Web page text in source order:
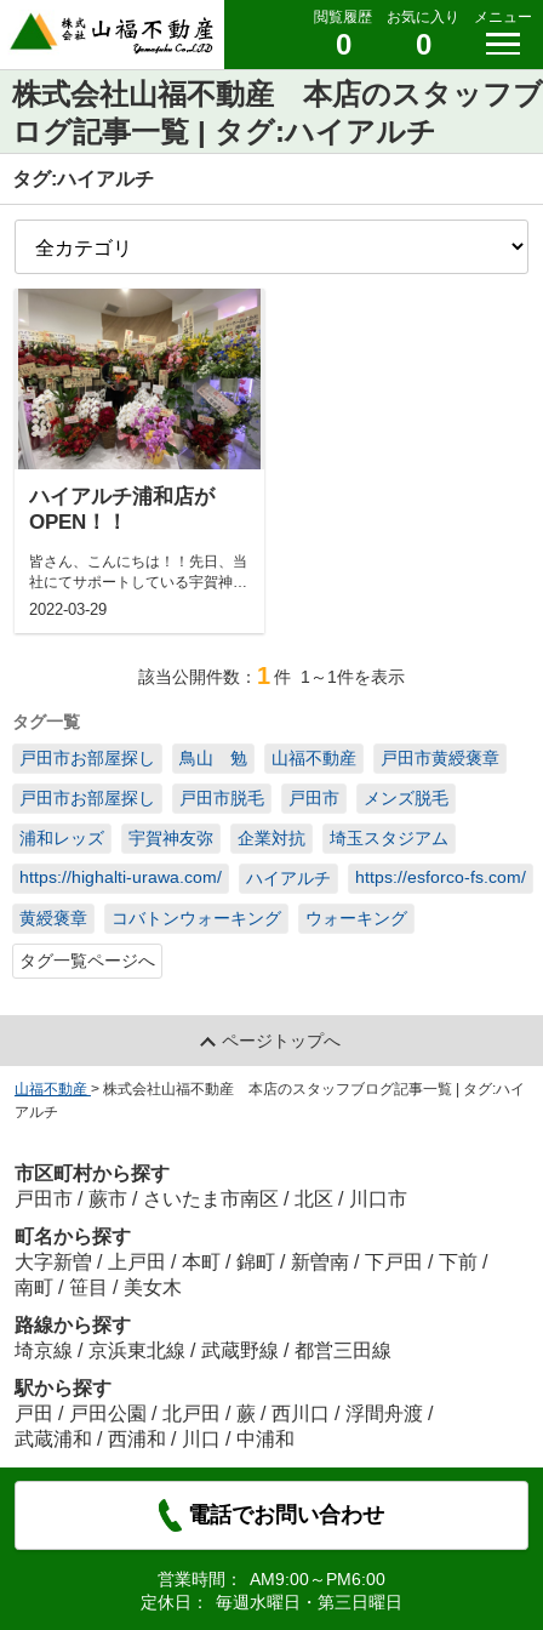
閲覧履歴
0
お気に入り
0
メニュー
株式会社山福不動産 本店のスタッフブ
ログ記事一覧 | タグ:ハイアルチ
タグ:ハイアルチ
ハイアルチ浦和店が
OPEN！！
皆さん、こんにちは！！先日、当
社にてサポートしている宇賀神選
手(FC岐阜)が浦和駅前にハイアル
2022-03-29
該当公開件数： 1件 1～1件を表示
タグ一覧
戸田市お部屋探し
鳥山 勉 山福不動産 戸田市黄綬褒章
戸田市お部屋探し 戸田市脱毛 戸田市 メンズ脱毛
浦和レッズ 宇賀神友弥 企業対抗
埼玉スタジアム
https://highalti-urawa.com/
ハイアルチ https://esforco-fs.com/
黄綬褒章 コバトンウォーキング ウォーキング
タグ一覧ページへ
ページトップへ
山福不動産 > 株式会社山福不動産 本店のスタッフブログ記事一覧 | タグ:ハイ
アルチ
市区町村から探す
戸田市 / 蕨市 / さいたま市南区 / 北区 / 川口市
町名から探す
大字新曽 / 上戸田 / 本町 / 錦町 / 新曽南 / 下戸田 / 下前 /
南町 / 笹目 / 美女木
路線から探す
埼京線 / 京浜東北線 / 武蔵野線 / 都営三田線
駅から探す
戸田 / 戸田公園 / 北戸田 / 蕨 / 西川口 / 浮間舟渡 /
武蔵浦和 / 西浦和 / 川口 / 中浦和
電話でお問い合わせ
営業時間：
AM9:00～PM6:00
定休日：
毎週水曜日・第三日曜日